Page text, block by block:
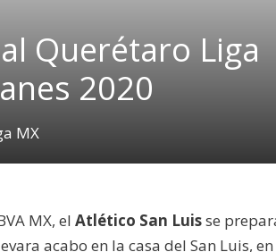
Querétaro Liga
2020
MX
MX, el Atlético San Luisse
acabo en la casa del San Luis, en